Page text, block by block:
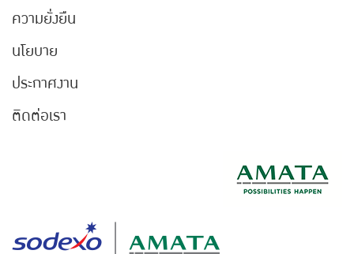
ความยั่งยืน
นโยบาย
ประกาศงาน
ติดต่อเรา